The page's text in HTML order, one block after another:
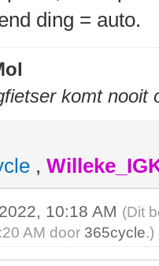
ding = auto.
komt nooit
,
10:18 AM (Dit
AM door 365cycle.)